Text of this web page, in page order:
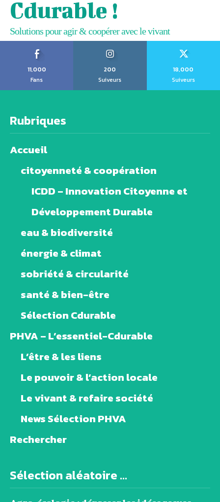
Cdurable !
Solutions pour agir & coopérer avec le vivant
11,000
Fans
200
Suiveurs
18,000
Suiveurs
Rubriques
Accueil
citoyenneté & coopération
ICDD – Innovation Citoyenne et
Développement Durable
eau & biodiversité
énergie & climat
sobriété & circularité
santé & bien-être
Sélection Cdurable
PHVA – L’essentiel-Cdurable
L’être & les liens
Le pouvoir & l’action locale
Le vivant & refaire société
News Sélection PHVA
Rechercher
Sélection aléatoire ...